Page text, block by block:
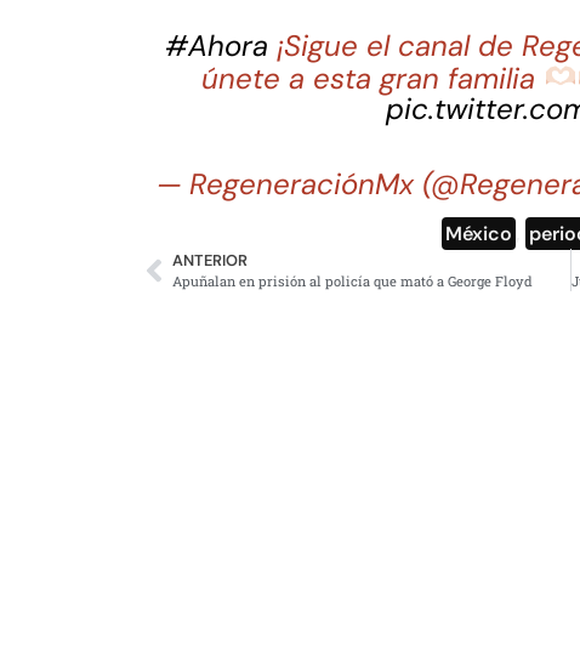
#Ahora ¡Sigue el canal de
únete a esta gran familia
— RegeneraciónMx
México
ANTERIOR
Apuñalan en prisión al policía que mató a George Floyd